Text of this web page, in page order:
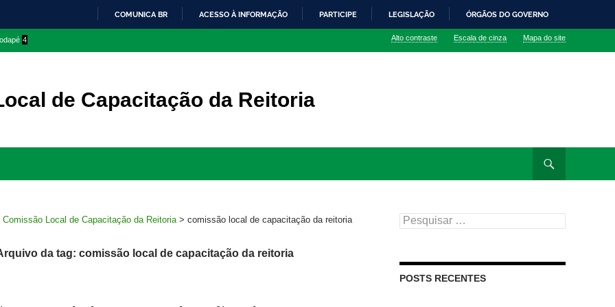
O
COMUNICA BR ACESSO À INFORMAÇÃO PARTICIPE LEGISLAÇÃO ÓRGÃOS DO GOVERNO
4 Alto contraste Escala de cinza Mapa do site
de Capacitação da Reitoria
Comissão Local de Capacitação da Reitoria > comissão local de capacitação da reitoria
da tag: comissão local de capacitação da reitoria
Pesquisar
por:
POSTS RECENTES